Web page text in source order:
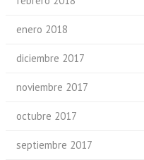
enero 2018
diciembre 2017
noviembre 2017
octubre 2017
septiembre 2017